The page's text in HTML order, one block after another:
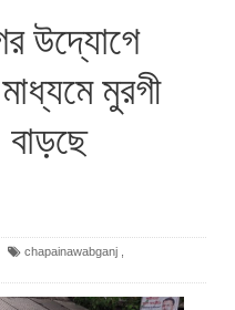
উদ্যোগে
মুরগী
chapainawabganj